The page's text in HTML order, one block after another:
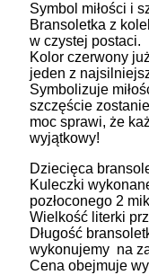
Symbol miłości i
Bransoletka z
w czystej postaci.
Kolor czerwony
jeden z
Symbolizuje
szczęście
moc sprawi, że
wyjątkowy!
Dziecięca
Kuleczki
pozłoconego 2
Wielkość literki
Długość
wykonujemy na
Cena obejmuje